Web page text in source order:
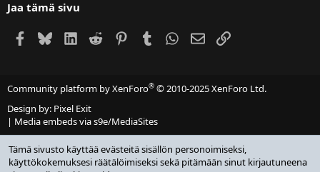
Jaa tämä sivu
Facebook
BlueskyLinkedIn
Reddit PinterestTumblr WhatsApp
Sähköposti
Linkki
Community platform by XenForo® © 2010-2025 XenForo Ltd.
Design by: Pixel Exit
| Media embeds via s9e/MediaSites
Tämä sivusto käyttää evästeitä sisällön personoimiseksi,
käyttökokemuksesi räätälöimiseksi sekä pitämään sinut kirjautuneena